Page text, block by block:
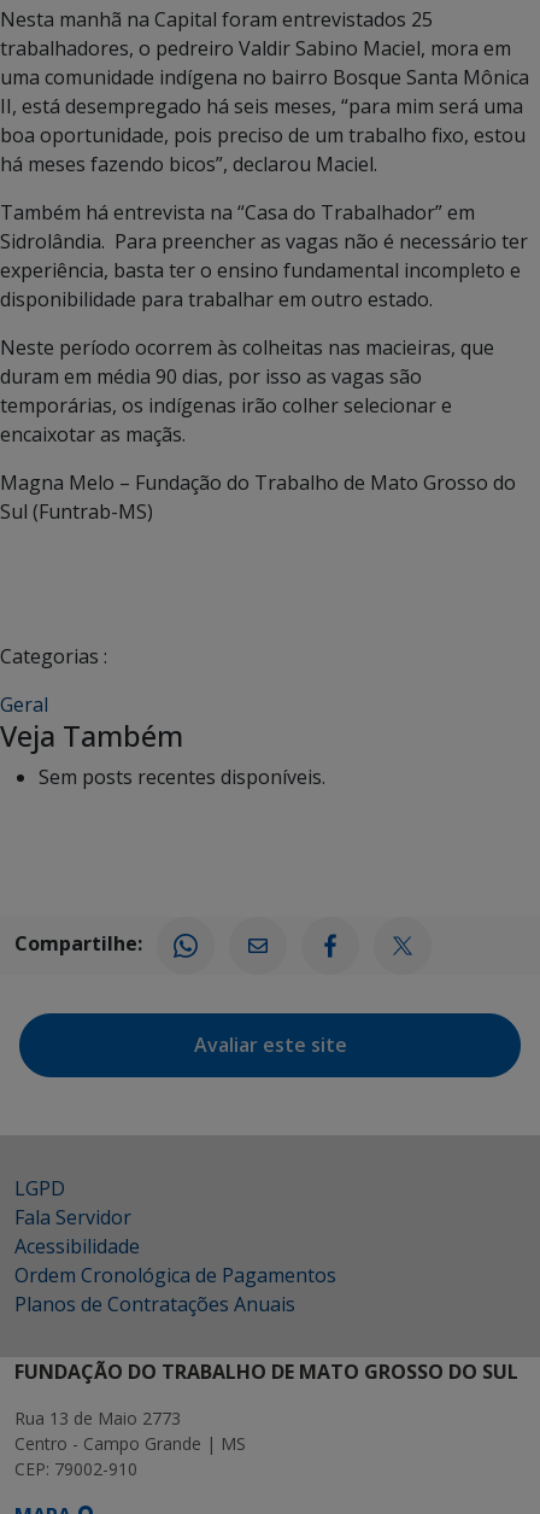
Nesta manhã na Capital foram entrevistados 25
trabalhadores, o pedreiro Valdir Sabino Maciel, mora em
uma comunidade indígena no bairro Bosque Santa Mônica
II, está desempregado há seis meses, “para mim será uma
boa oportunidade, pois preciso de um trabalho fixo, estou
há meses fazendo bicos”, declarou Maciel.
Também há entrevista na “Casa do Trabalhador” em
Sidrolândia. Para preencher as vagas não é necessário ter
experiência, basta ter o ensino fundamental incompleto e
disponibilidade para trabalhar em outro estado.
Neste período ocorrem às colheitas nas macieiras, que
duram em média 90 dias, por isso as vagas são
temporárias, os indígenas irão colher selecionar e
encaixotar as maçãs.
Magna Melo – Fundação do Trabalho de Mato Grosso do
Sul (Funtrab-MS)
Categorias :
Geral
Veja Também
Sem posts recentes disponíveis.
Compartilhe:
Avaliar este site
LGPD
Fala Servidor
Acessibilidade
Ordem Cronológica de Pagamentos
Planos de Contratações Anuais
FUNDAÇÃO DO TRABALHO DE MATO GROSSO DO SUL
Rua 13 de Maio 2773
Centro - Campo Grande | MS
CEP: 79002-910